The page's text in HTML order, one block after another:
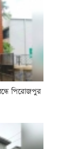
পিরোজপুর